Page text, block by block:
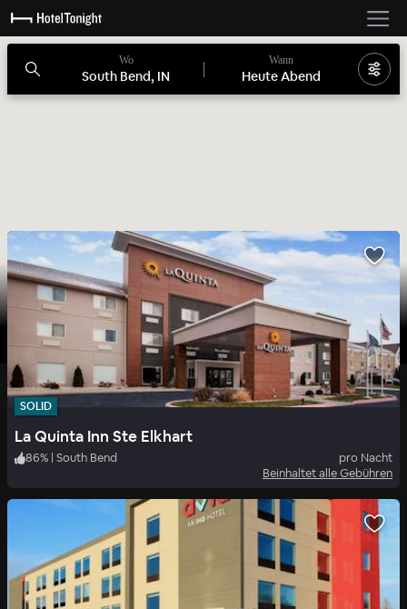
Wo
South Bend, IN
Wann
Heute Abend
SOLID
La Quinta Inn Ste Elkhart
86% | South Bend
pro Nacht
Beinhaltet alle Gebühren